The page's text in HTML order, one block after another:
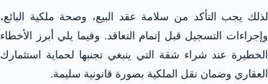
لذلك يجب التأكد من سلامة عقد البيع، وصحة ملكية البائع،
وإجراءات التسجيل قبل إتمام التعاقد. وفيما يلي أبرز الأخطاء
الخطيرة عند شراء شقة التي ينبغي تجنبها لحماية استثمارك
العقاري وضمان نقل الملكية بصورة قانونية سليمة.